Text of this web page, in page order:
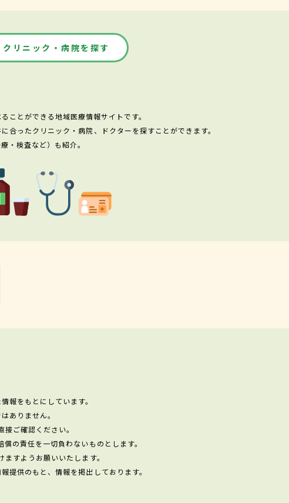
クリニック・病院を探す
ことができる地域医療情報サイトです。
ったクリニック・病院、ドクターを探すことができます。
・検査など）も紹介。
報をもとにしています。
ありません。
ご確認ください。
の責任を一切負わないものとします。
すようお願いいたします。
提供のもと、情報を掲出しております。